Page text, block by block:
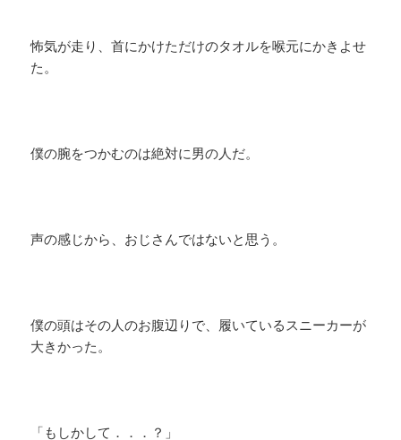
怖気が走り、首にかけただけのタオルを喉元にかきよせ
た。
僕の腕をつかむのは絶対に男の人だ。
声の感じから、おじさんではないと思う。
僕の頭はその人のお腹辺りで、履いているスニーカーが
大きかった。
「もしかして．．．？」